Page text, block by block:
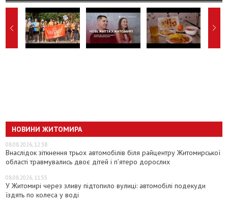
НОВИНИ ЖИТОМИРА
08.08.2026, 12:38
Внаслідок зіткнення трьох автомобілів біля райцентру Житомирської
області травмувались двоє дітей і пʼятеро дорослих
08.08.2026, 11:55
У Житомирі через зливу підтопило вулиці: автомобілі подекуди
їздять по колеса у воді